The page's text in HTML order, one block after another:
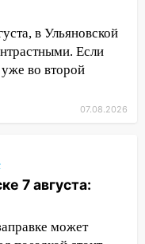
прибор для
деньги
фитнес-
детские
в Ульяновской
Если
во второй
07.08.2026
7 августа:
может